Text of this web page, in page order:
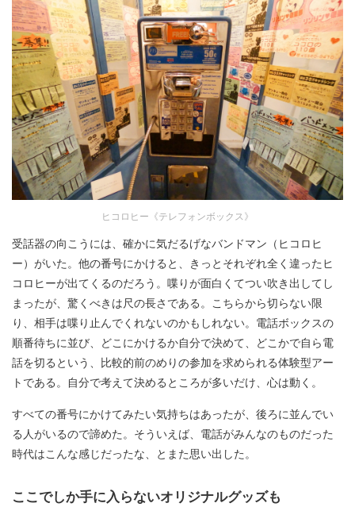
ヒコロヒー《テレフォンボックス》
受話器の向こうには、確かに気だるげなバンドマン（ヒコロヒ
ー）がいた。他の番号にかけると、きっとそれぞれ全く違ったヒ
コロヒーが出てくるのだろう。喋りが面白くてつい吹き出してし
まったが、驚くべきは尺の長さである。こちらから切らない限
り、相手は喋り止んでくれないのかもしれない。電話ボックスの
順番待ちに並び、どこにかけるか自分で決めて、どこかで自ら電
話を切るという、比較的前のめりの参加を求められる体験型アー
トである。自分で考えて決めるところが多いだけ、心は動く。
すべての番号にかけてみたい気持ちはあったが、後ろに並んでい
る人がいるので諦めた。そういえば、電話がみんなのものだった
時代はこんな感じだったな、とまた思い出した。
ここでしか手に入らないオリジナルグッズも